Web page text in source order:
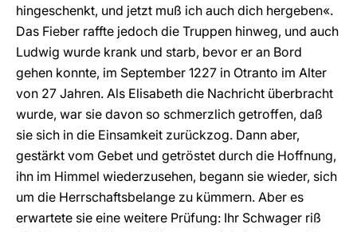
hingeschenkt, und jetzt muß ich auch dich hergeben«.
Das Fieber raffte jedoch die Truppen hinweg, und auch
Ludwig wurde krank und starb, bevor er an Bord
gehen konnte, im September 1227 in Otranto im Alter
von 27 Jahren. Als Elisabeth die Nachricht überbracht
wurde, war sie davon so schmerzlich getroffen, daß
sie sich in die Einsamkeit zurückzog. Dann aber,
gestärkt vom Gebet und getröstet durch die Hoffnung,
ihn im Himmel wiederzusehen, begann sie wieder, sich
um die Herrschaftsbelange zu kümmern. Aber es
erwartete sie eine weitere Prüfung: Ihr Schwager riß